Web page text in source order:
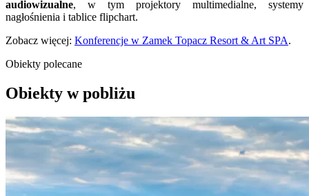
audiowizualne, w tym projektory multimedialne, systemy
nagłośnienia i tablice flipchart.
Zobacz więcej: Konferencje w Zamek Topacz Resort & Art SPA.
Obiekty polecane
Obiekty w pobliżu